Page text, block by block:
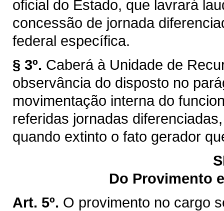
oficial do Estado, que lavrará
concessão de jornada
federal específica.
§ 3º. Caberá à Unidade de
observância do disposto no
movimentação interna do
referidas jornadas
quando extinto o fato gerador
Do Provimento
Art. 5º. O provimento no cargo